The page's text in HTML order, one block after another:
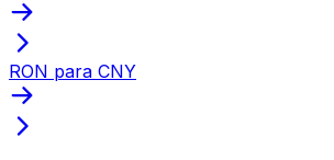
RON para CNY